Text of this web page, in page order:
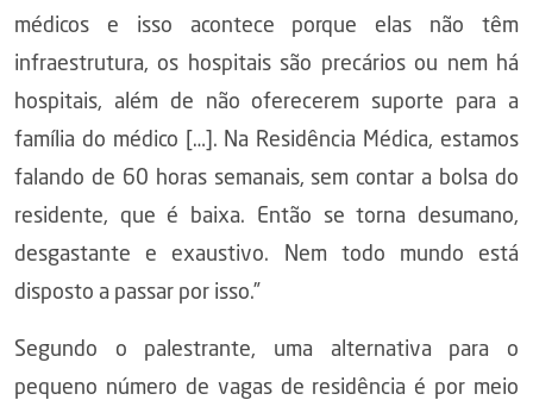
médicos e isso acontece porque elas não têm
infraestrutura, os hospitais são precários ou nem há
hospitais, além de não oferecerem suporte para a
família do médico […]. Na Residência Médica, estamos
falando de 60 horas semanais, sem contar a bolsa do
residente, que é baixa. Então se torna desumano,
desgastante e exaustivo. Nem todo mundo está
disposto a passar por isso.”
Segundo o palestrante, uma alternativa para o
pequeno número de vagas de residência é por meio